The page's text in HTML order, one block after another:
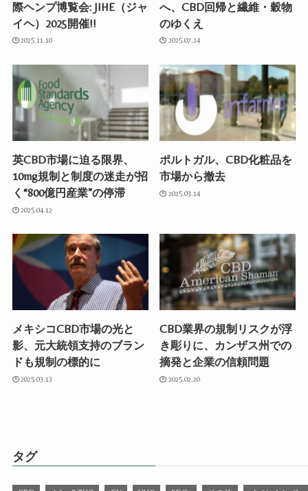
際ヘンプ博覧会: JIHE（ジャ
イヘ）2025開催!!
2025.11.10
へ、CBD回帰と繊維・穀物
のゆくえ
2025.07.24
英CBD市場に迫る限界、
10mg規制と制度の迷走が招
く“800億円産業”の停滞
2025.04.12
ポルトガル、CBD化粧品を
市場から撤去
2025.03.14
メキシコCBD市場の光と
影、元大統領支持のブラン
ドも規制の標的に
2025.03.13
CBD業界の規制リスクが浮
き彫りに、カンザス州での
摘発と企業の信頼問題
2025.02.20
タグ